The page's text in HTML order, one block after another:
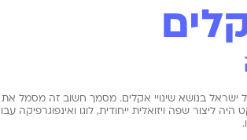
ישראל בנושא שינויי אקלים. מסמך חשוב זה מסמל
ליצור שפה ויזואלית ייחודית, לוגו ואינפוגרפיקה